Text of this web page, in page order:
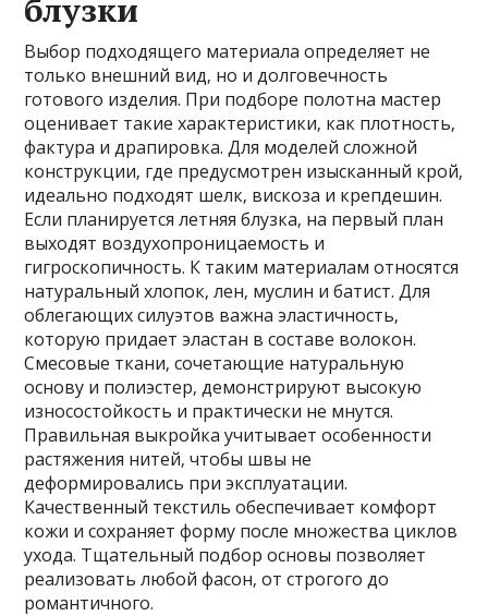
блузки
Выбор подходящего материала определяет не
только внешний вид‚ но и долговечность
готового изделия. При подборе полотна мастер
оценивает такие характеристики‚ как плотность‚
фактура и драпировка. Для моделей сложной
конструкции‚ где предусмотрен изысканный крой‚
идеально подходят шелк‚ вискоза и крепдешин.
Если планируется летняя блузка‚ на первый план
выходят воздухопроницаемость и
гигроскопичность. К таким материалам относятся
натуральный хлопок‚ лен‚ муслин и батист. Для
облегающих силуэтов важна эластичность‚
которую придает эластан в составе волокон.
Смесовые ткани‚ сочетающие натуральную
основу и полиэстер‚ демонстрируют высокую
износостойкость и практически не мнутся.
Правильная выкройка учитывает особенности
растяжения нитей‚ чтобы швы не
деформировались при эксплуатации.
Качественный текстиль обеспечивает комфорт
кожи и сохраняет форму после множества циклов
ухода. Тщательный подбор основы позволяет
реализовать любой фасон‚ от строгого до
романтичного.